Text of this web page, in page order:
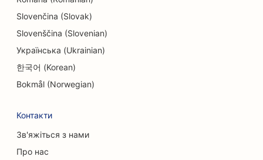
SEO для квест-кімнат
ЕО для етнічних ресторанів
SEO для ресторанів 'від ферми до столу
SEO для ресторанів швидкого харчування
SEO для фінансових послуг
Slovenčina (Slovak)
Slovenščina (Slovenian)
Українська (Ukrainian)
한국어 (Korean)
Bokmål (Norwegian)
Контакти
Зв'яжіться з нами
Про нас